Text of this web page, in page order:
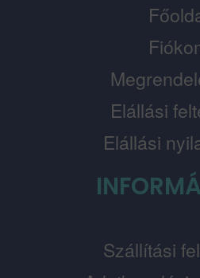
Elállási
Elállási
Szállítási